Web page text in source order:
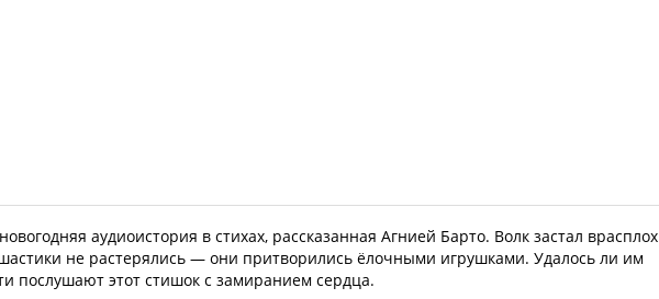
аудиоистория в стихах, рассказанная Агнией Барто. Волк застал врасплох
не растерялись — они притворились ёлочными игрушками. Удалось ли им
послушают этот стишок с замиранием сердца.